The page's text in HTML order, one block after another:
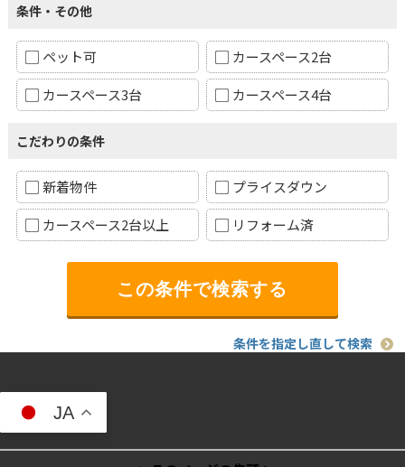
条件・その他
ペット可
カースペース2台
カースペース3台
カースペース4台
こだわりの条件
新着物件
プライスダウン
カースペース2台以上
リフォーム済
条件を指定し直して検索
JA